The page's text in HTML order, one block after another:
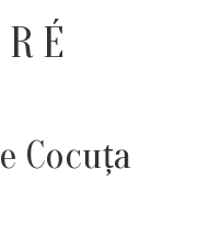
Cocuța